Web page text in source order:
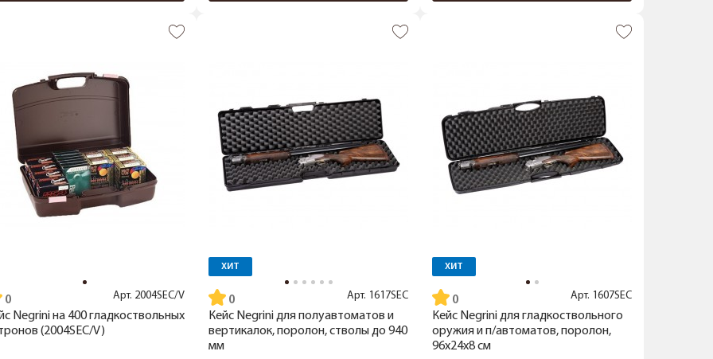
Арт. 2004SEC/V
Negrini на 400 гладкоствольных
(2004SEC/V)
ХИТ
Арт. 1617SEC
Кейс Negrini для полуавтоматов и
вертикалок, поролон, стволы до 940
мм
ХИТ
Арт. 1607SEC
Кейс Negrini для гладкоствольного
оружия и п/автоматов, поролон,
96х24х8 см